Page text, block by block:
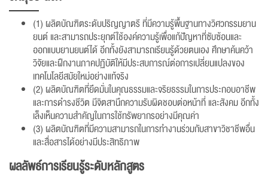
(1) ผลิตบัณฑิตระดับปริญญาตรี ที่มีความรู้พื้นฐานทางวิศวกรรมยาน
ยนต์ และสามารถประยุกต์ใช้องค์ความรู้เพื่อแก้ปัญหาที่ซับซ้อนและ
ออกแบบยานยนต์ได้ อีกทั้งยังสามารถเรียนรู้ด้วยตนเอง ศึกษาค้นคว้า
วิจัยและฝึกงานภาคปฏิบัติให้มีประสบการณ์ต่อการเปลี่ยนแปลงของ
เทคโนโลยีสมัยใหม่อย่างแท้จริง
(2) ผลิตบัณฑิตที่ยึดมั่นในคุณธรรมและจริยธรรมในการประกอบอาชีพ
และการดำรงชีวิต มีจิตสานึกความรับผิดชอบต่อหน้าที่ และสังคม อีกทั้ง
เล็งเห็นความสำคัญในการใช้ทรัพยากรอย่างมีคุณค่า
(3) ผลิตบัณฑิตที่มีความสามารถในการทำงานร่วมกับสาขาวิชาชีพอื่น
และสื่อสารได้อย่างมีประสิทธิภาพ
ผลลัพธ์การเรียนรู้ระดับหลักสูตร